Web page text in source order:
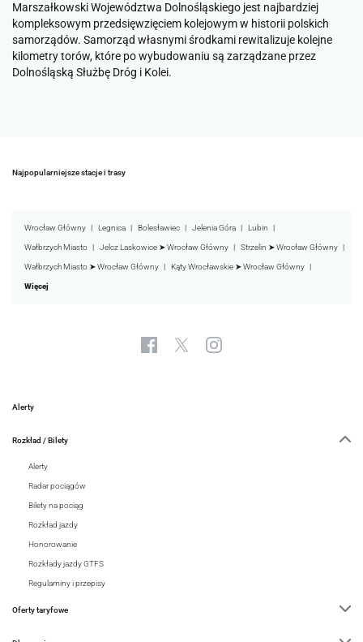
Marszałkowski Województwa Dolnośląskiego jest najbardziej
kompleksowym przedsięwzięciem kolejowym w historii polskich
samorządów. Samorząd własnymi środkami rewitalizuje kolejne
kilometry torów, które po wybudowaniu są zarządzane przez
Dolnośląską Służbę Dróg i Kolei.
Najpopularniejsze stacje i trasy
Wrocław Główny Legnica Bolesławiec Jelenia Góra Lubin
Wałbrzych Miasto Jelcz Laskowice ➤ Wrocław Główny Strzelin ➤ Wrocław Główny
Wałbrzych Miasto ➤ Wrocław Główny Kąty Wrocławskie ➤ Wrocław Główny
Więcej
Alerty
Rozkład / Bilety
Alerty
Radar pociągów
Bilety na pociąg
Rozkład jazdy
Honorowanie
Rozkłady jazdy GTFS
Regulaminy i przepisy
Oferty taryfowe